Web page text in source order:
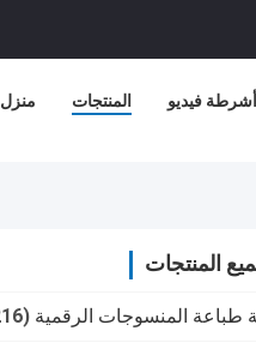
منزل المنتجات أشرطة فيديو
المنتجات
طباعة المنسوجات الرقمية (216)